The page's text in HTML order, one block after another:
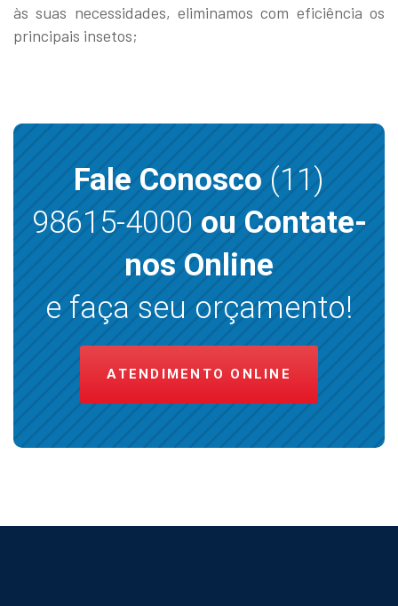
às suas necessidades, eliminamos com eficiência os
principais insetos;
Fale Conosco(11)
98615-4000ou Contate-
nos Online
e faça seu orçamento!
ATENDIMENTO ONLINE